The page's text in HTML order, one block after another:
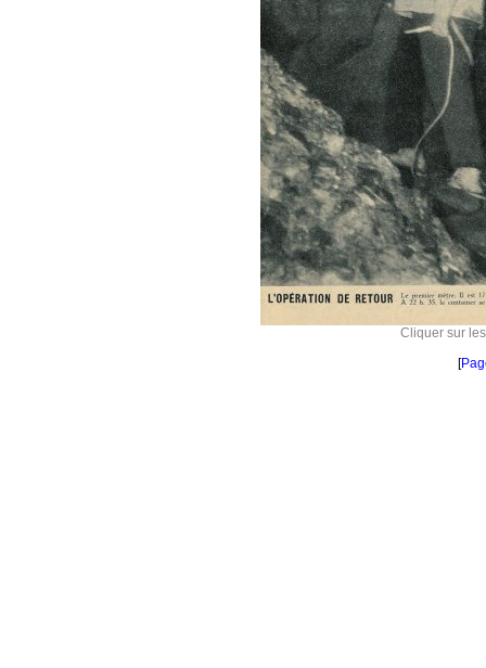
Cliquer sur
[